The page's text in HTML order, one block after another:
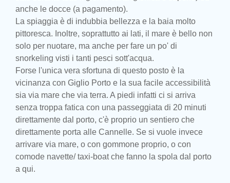
anche le docce (a pagamento).
La spiaggia è di indubbia bellezza e la baia molto
pittoresca. Inoltre, soprattutto ai lati, il mare è bello non
solo per nuotare, ma anche per fare un po' di
snorkeling visti i tanti pesci sott'acqua.
Forse l'unica vera sfortuna di questo posto è la
vicinanza con Giglio Porto e la sua facile accessibilità
sia via mare che via terra. A piedi infatti ci si arriva
senza troppa fatica con una passeggiata di 20 minuti
direttamente dal porto, c'è proprio un sentiero che
direttamente porta alle Cannelle. Se si vuole invece
arrivare via mare, o con gommone proprio, o con
comode navette/ taxi-boat che fanno la spola dal porto
a qui.